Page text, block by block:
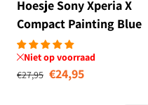
Hoesje Sony Xperia X
Compact Painting Blue
Niet op voorraad
Normale prijs
€27,95 €24,95